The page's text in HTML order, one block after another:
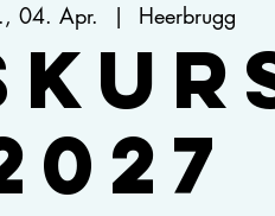
04. Apr.
  |
Heerbrugg